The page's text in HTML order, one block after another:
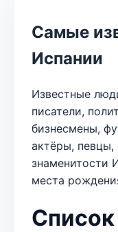
Самые
Испании
Известные
писатели,
бизнесмены,
актёры, певцы,
знаменитости
места